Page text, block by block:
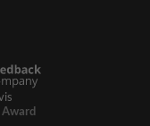
Award